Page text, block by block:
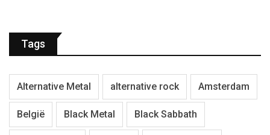
Tags
Alternative Metal alternative rock Amsterdam
België Black Metal Black Sabbath